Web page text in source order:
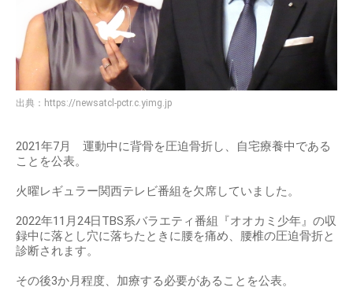
出典： https://newsatcl-pctr.c.yimg.jp
2021年7月 運動中に背骨を圧迫骨折し、自宅療養中である
ことを公表。
火曜レギュラー関西テレビ番組を欠席していました。
2022年11月24日TBS系バラエティ番組『オオカミ少年』の収
録中に落とし穴に落ちたときに腰を痛め、腰椎の圧迫骨折と
診断されます。
その後3か月程度、加療する必要があることを公表。